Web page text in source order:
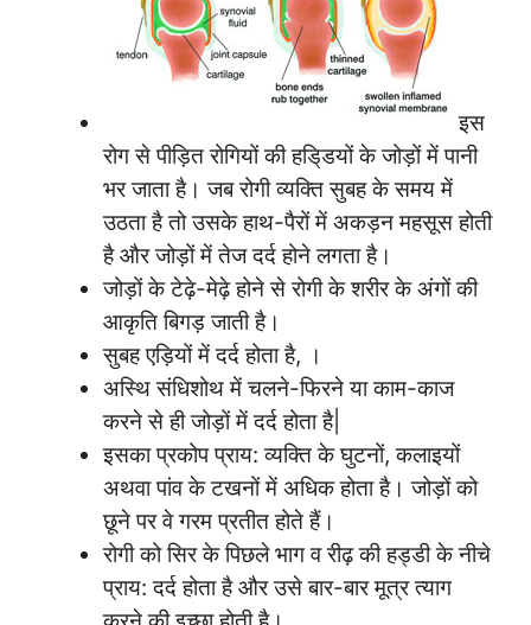
इस
रोग से पीड़ित रोगियों की हडि्डयों के जोड़ों में पानी
भर जाता है। जब रोगी व्यक्ति सुबह के समय में
उठता है तो उसके हाथ-पैरों में अकड़न महसूस होती
है और जोड़ों में तेज दर्द होने लगता है।
जोड़ों के टेढ़े-मेढ़े होने से रोगी के शरीर के अंगों की
आकृति बिगड़ जाती है।
सुबह एड़ियों में दर्द होता है, ।
अस्थि संधिशोथ में चलने-फिरने या काम-काज
करने से ही जोड़ों में दर्द होता है|
इसका प्रकोप प्राय: व्यक्ति के घुटनों, कलाइयों
अथवा पांव के टखनों में अधिक होता है। जोड़ों को
छूने पर वे गरम प्रतीत होते हैं।
रोगी को सिर के पिछले भाग व रीढ़ की हड्डी के नीचे
प्राय: दर्द होता है और उसे बार-बार मूत्र त्याग